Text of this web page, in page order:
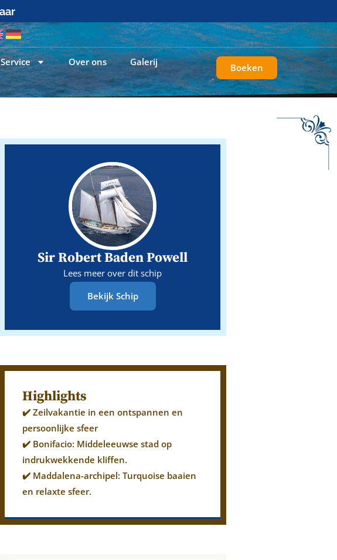
Service Over ons Galerij Boeken
Sir Robert Baden Powell
Lees meer over dit schip
Bekijk Schip
Highlights
✔️ Zeilvakantie in een ontspannen en
persoonlijke sfeer
✔️ Bonifacio: Middeleeuwse stad op
indrukwekkende kliffen.
✔️ Maddalena-archipel: Turquoise baaien
en relaxte sfeer.